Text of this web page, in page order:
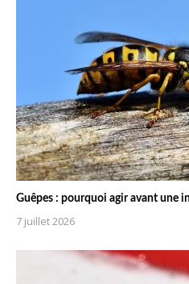
Guêpes : pourquoi agir avant une
7 juillet 2026